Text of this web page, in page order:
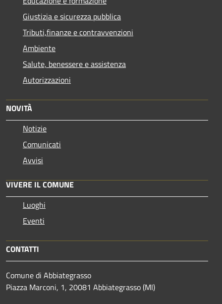
Giustizia e sicurezza pubblica
Tributi,finanze e contravvenzioni
Ambiente
Salute, benessere e assistenza
Autorizzazioni
NOVITÀ
Notizie
Comunicati
Avvisi
VIVERE IL COMUNE
Luoghi
Eventi
CONTATTI
Comune di Abbiategrasso
Piazza Marconi, 1, 20081 Abbiategrasso (MI)